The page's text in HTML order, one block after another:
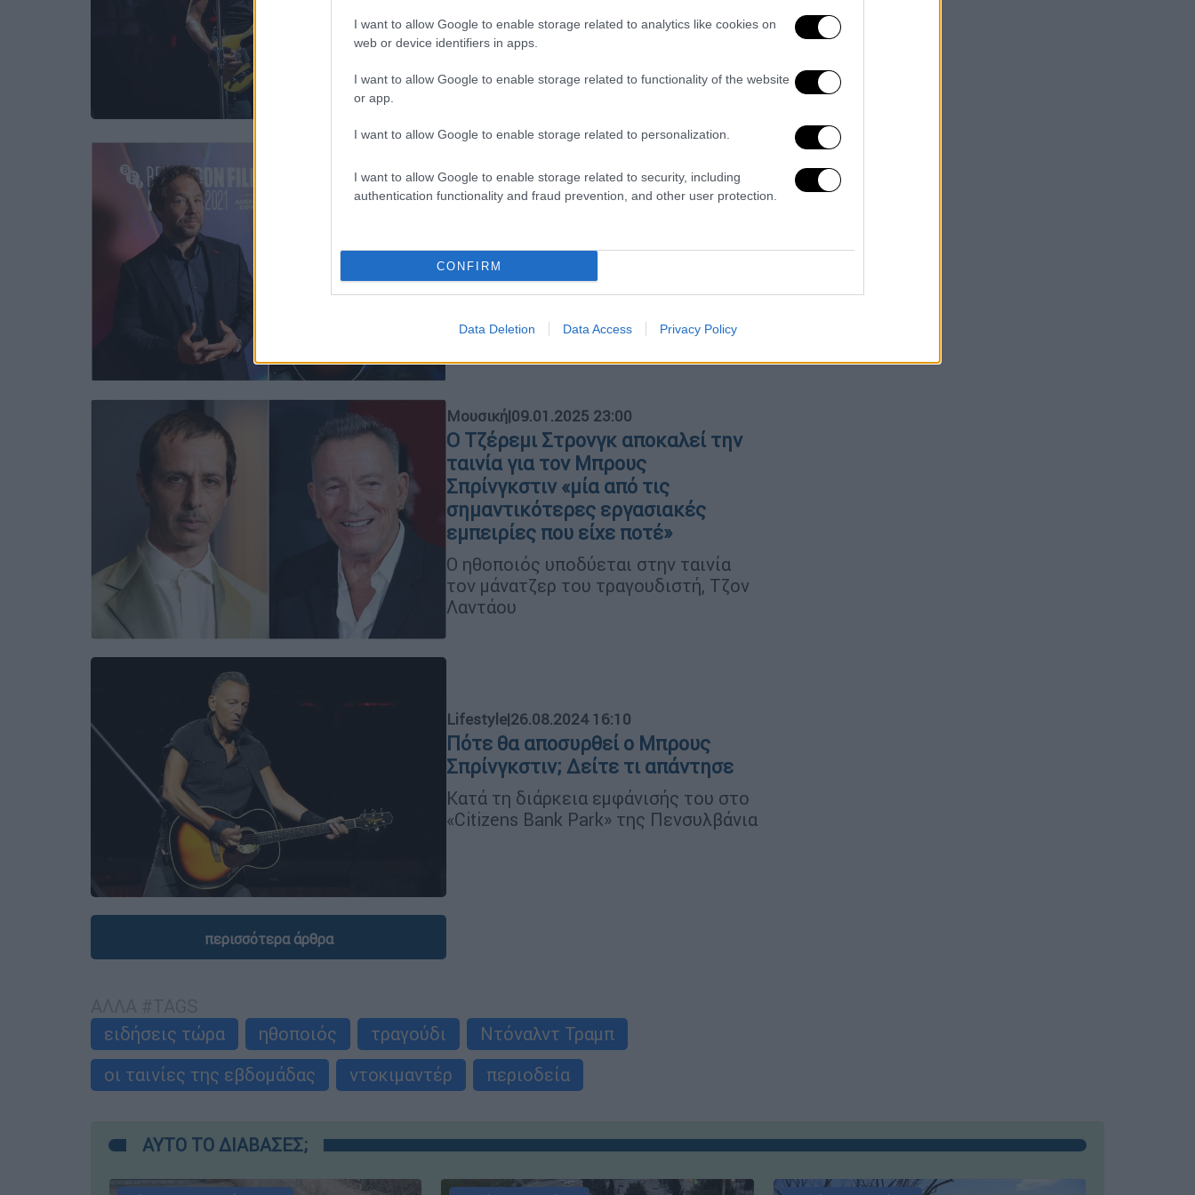
I want to allow Google to enable storage related to analytics like cookies on
web or device identifiers in apps.
I want to allow Google to enable storage related to functionality of the website
or app.
I want to allow Google to enable storage related to personalization.
I want to allow Google to enable storage related to security, including
authentication functionality and fraud prevention, and other user protection.
CONFIRM
Data Deletion Data Access Privacy Policy
καλλιτέχνης μιλώντας μπροστά στο
κοινό του στο Μάντσεστερ
χαρακτήρισε τη διακυβέρνηση Τραμπ
Σινεμά 26.03.2025 21:15
Ο Στίβεν Γκράχαμ θα υποδυθεί τον
δέχτηκε από τον τραγουδιστή
Η ταινία «Deliver Me from Nowhere»
ζωής του σπουδαίου μουσικού
Μουσική|09.01.2025 23:00
Ο Τζέρεμι Στρονγκ αποκαλεί την
ταινία για τον Μπρους
Σπρίνγκστιν «μία από τις
σημαντικότερες εργασιακές
εμπειρίες που είχε ποτέ»
Ο ηθοποιός υποδύεται στην ταινία
τον μάνατζερ του τραγουδιστή, Τζον
Λαντάου
Lifestyle|26.08.2024 16:10
Πότε θα αποσυρθεί ο Μπρους
Σπρίνγκστιν; Δείτε τι απάντησε
Κατά τη διάρκεια εμφάνισής του στο
«Citizens Bank Park» της Πενσυλβάνια
περισσότερα άρθρα
ειδήσεις τώρα
ηθοποιός τραγούδι
Ντόναλντ Τραμπ
οι ταινίες της εβδομάδας
ντοκιμαντέρ περιοδεία
ΑΥΤΟ ΤΟ ΔΙΑΒΑΣΕΣ;